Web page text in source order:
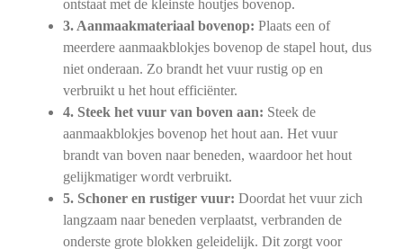
ontstaat met de kleinste houtjes bovenop.
3. Aanmaakmateriaal bovenop: Plaats een of
meerdere aanmaakblokjes bovenop de stapel hout, dus
niet onderaan. Zo brandt het vuur rustig op en
verbruikt u het hout efficiënter.
4. Steek het vuur van boven aan: Steek de
aanmaakblokjes bovenop het hout aan. Het vuur
brandt van boven naar beneden, waardoor het hout
gelijkmatiger wordt verbruikt.
5. Schoner en rustiger vuur: Doordat het vuur zich
langzaam naar beneden verplaatst, verbranden de
onderste grote blokken geleidelijk. Dit zorgt voor